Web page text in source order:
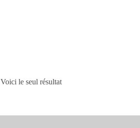
Voici le seul résultat